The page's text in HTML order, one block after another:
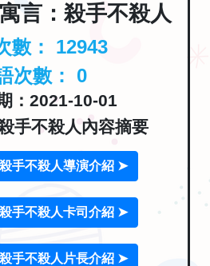
言：殺手不殺人
數： 12943
次數： 0
：2021-10-01
手不殺人內容摘要
手不殺人導演介紹 ➤
手不殺人卡司介紹 ➤
手不殺人片長介紹 ➤